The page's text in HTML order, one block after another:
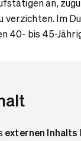
an,
verzichten. Im
40- bis 45-
externen Inhalts